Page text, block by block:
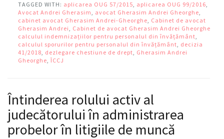
TAGGED WITH: aplicarea OUG 57/2015, aplicarea OUG 99/2016,
Avocat Andrei Gherasim, avocat Gherasim Andrei Gheorghe,
cabinet avocat Gherasim Andrei-Gheorghe, Cabinet de avocat
Gherasim Andrei, Cabinet de avocat Gherasim Andrei Gheorghe
calculul indemnizațiilor pentru personalul din învățământ,
calculul sporurilor pentru personalul din învățământ, decizia
41/2018, dezlegare chestiune de drept, Gherasim Andrei
Gheorghe, ÎCCJ
Întinderea rolului activ al
judecătorului în administrarea
probelor în litigiile de muncă